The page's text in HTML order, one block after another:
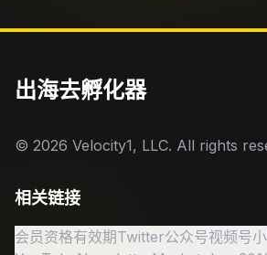
出海去孵化器
© 2026 Velocity1, LLC. All rights
相关链接
会员资格有效期Twitter公众号视频号